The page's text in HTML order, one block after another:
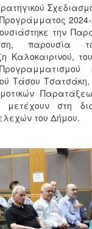
την
παρουσία
Καλοκαιρινού,
Τάσου Τσατσάκη,
στη
του Δήμου.